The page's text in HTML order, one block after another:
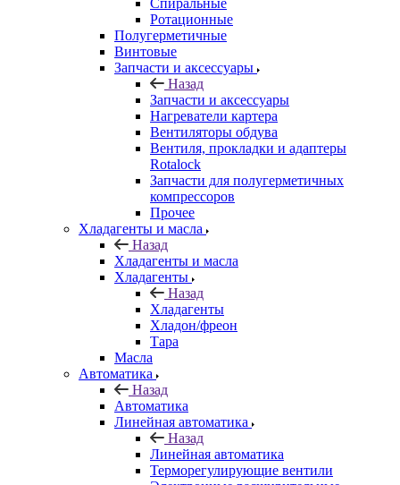
Спиральные
Ротационные
Полугерметичные
Винтовые
Запчасти и аксессуары
Назад
Запчасти и аксессуары
Нагреватели картера
Вентиляторы обдува
Вентиля, прокладки и адаптеры
Rotalock
Запчасти для полугерметичных
компрессоров
Прочее
Хладагенты и масла
Назад
Хладагенты и масла
Хладагенты
Назад
Хладагенты
Хладон/фреон
Тара
Масла
Автоматика
Назад
Автоматика
Линейная автоматика
Назад
Линейная автоматика
Терморегулирующие вентили